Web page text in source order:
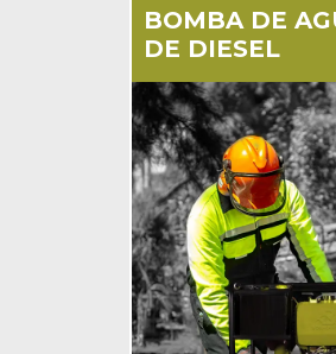
BOMBA DE
DE DIESEL